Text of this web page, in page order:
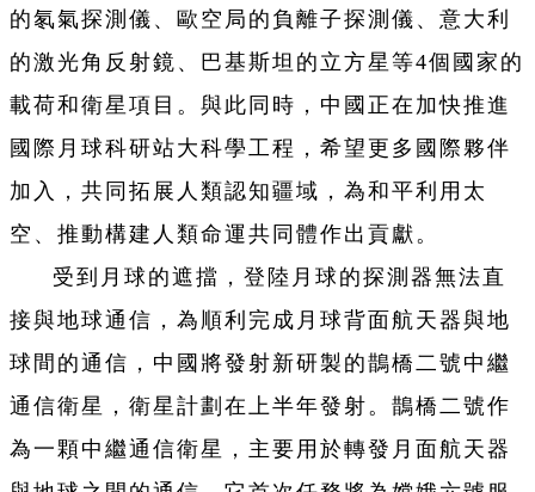
的氡氣探測儀、歐空局的負離子探測儀、意大利
的激光角反射鏡、巴基斯坦的立方星等4個國家的
載荷和衛星項目。與此同時，中國正在加快推進
國際月球科研站大科學工程，希望更多國際夥伴
加入，共同拓展人類認知疆域，為和平利用太
空、推動構建人類命運共同體作出貢獻。
受到月球的遮擋，登陸月球的探測器無法直
接與地球通信，為順利完成月球背面航天器與地
球間的通信，中國將發射新研製的鵲橋二號中繼
通信衛星，衛星計劃在上半年發射。鵲橋二號作
為一顆中繼通信衛星，主要用於轉發月面航天器